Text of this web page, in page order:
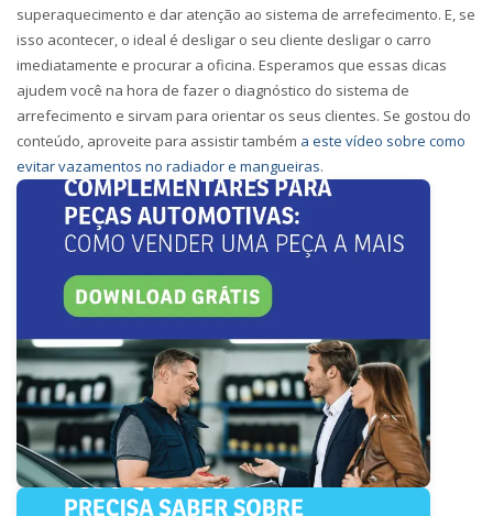
superaquecimento e dar atenção ao sistema de arrefecimento. E, se
isso acontecer, o ideal é desligar o seu cliente desligar o carro
imediatamente e procurar a oficina. Esperamos que essas dicas
ajudem você na hora de fazer o diagnóstico do sistema de
arrefecimento e sirvam para orientar os seus clientes. Se gostou do
conteúdo, aproveite para assistir também a este vídeo sobre como
evitar vazamentos no radiador e mangueiras.